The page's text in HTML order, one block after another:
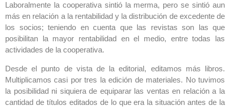
Laboralmente la cooperativa sintió la merma, pero se sintió aun
más en relación a la rentabilidad y la distribución de excedente de
los socios; teniendo en cuenta que las revistas son las que
posibilitan la mayor rentabilidad en el medio, entre todas las
actividades de la cooperativa.
Desde el punto de vista de la editorial, editamos más libros.
Multiplicamos casi por tres la edición de materiales. No tuvimos
la posibilidad ni siquiera de equiparar las ventas en relación a la
cantidad de títulos editados de lo que era la situación antes de la